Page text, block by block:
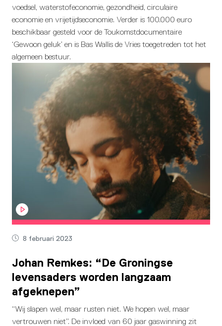
voedsel, waterstofeconomie, gezondheid, circulaire
economie en vrijetijdseconomie. Verder is 100.000 euro
beschikbaar gesteld voor de Toukomstdocumentaire
‘Gewoon geluk’ en is Bas Wallis de Vries toegetreden tot het
algemeen bestuur.
8 februari 2023
Johan Remkes: “De Groningse
levensaders worden langzaam
afgeknepen”
“Wij slapen wel, maar rusten niet. We hopen wel, maar
vertrouwen niet”. De invloed van 60 jaar gaswinning zit